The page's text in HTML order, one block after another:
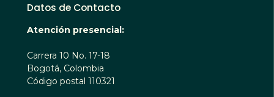
Datos de Contacto
Atención presencial:
Carrera 10 No. 17-18
Bogotá, Colombia
Código postal 110321